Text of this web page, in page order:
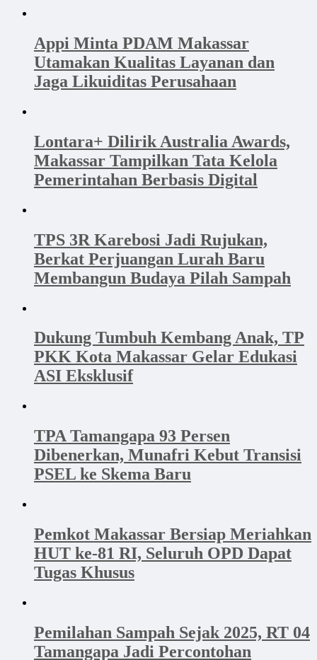
Appi Minta PDAM Makassar
Utamakan Kualitas Layanan dan
Jaga Likuiditas Perusahaan
Lontara+ Dilirik Australia Awards,
Makassar Tampilkan Tata Kelola
Pemerintahan Berbasis Digital
TPS 3R Karebosi Jadi Rujukan,
Berkat Perjuangan Lurah Baru
Membangun Budaya Pilah Sampah
Dukung Tumbuh Kembang Anak, TP
PKK Kota Makassar Gelar Edukasi
ASI Eksklusif
TPA Tamangapa 93 Persen
Dibenerkan, Munafri Kebut Transisi
PSEL ke Skema Baru
Pemkot Makassar Bersiap Meriahkan
HUT ke-81 RI, Seluruh OPD Dapat
Tugas Khusus
Pemilahan Sampah Sejak 2025, RT 04
Tamangapa Jadi Percontohan